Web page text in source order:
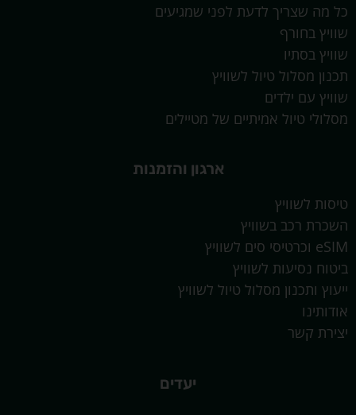
כל מה שצריך לדעת לפני שמגיעים
שוויץ בחורף
שוויץ בסתיו
תכנון מסלול טיול לשוויץ
שוויץ עם ילדים
מסלולי טיול אמיתיים של מטיילים
ארגון והזמנות
טיסות לשוויץ
השכרת רכב בשוויץ
eSIM וכרטיסי סים לשוויץ
ביטוח נסיעות לשוויץ
ייעוץ ותכנון מסלול טיול לשוויץ
אודותינו
יצירת קשר
יעדים